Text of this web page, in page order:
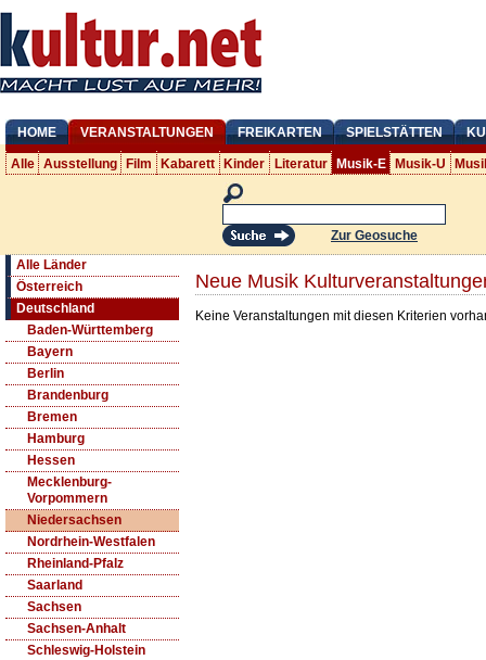
HOME VERANSTALTUNGEN FREIKARTEN SPIELSTÄTTEN
Alle Ausstellung Film Kabarett Kinder Literatur Musik-E Musik-U
Zur Geosuche
Alle Länder
Österreich
Deutschland
Baden-Württemberg
Bayern
Berlin
Brandenburg
Bremen
Hamburg
Hessen
Mecklenburg-
Vorpommern
Niedersachsen
Nordrhein-Westfalen
Rheinland-Pfalz
Saarland
Sachsen
Sachsen-Anhalt
Schleswig-Holstein
Neue Musik
Keine Veranstaltungen mit diesen Kriterien